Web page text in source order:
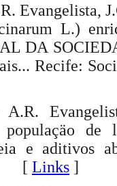
Evangelista,
L.)
DA
Recife:
de
e aditivos
[ Links ]